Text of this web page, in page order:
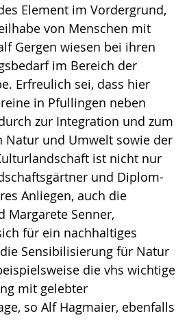
Element im Vordergrund,
von Menschen mit
Gergen wiesen bei ihren
im Bereich der
Erfreulich sei, dass hier
in Pfullingen neben
zur Integration und zum
Natur und Umwelt sowie der
ist nicht nur
und Diplom-
Anliegen, auch die
Margarete Senner,
für ein nachhaltiges
Sensibilisierung für Natur
die vhs wichtige
mit gelebter
so Alf Hagmaier, ebenfalls